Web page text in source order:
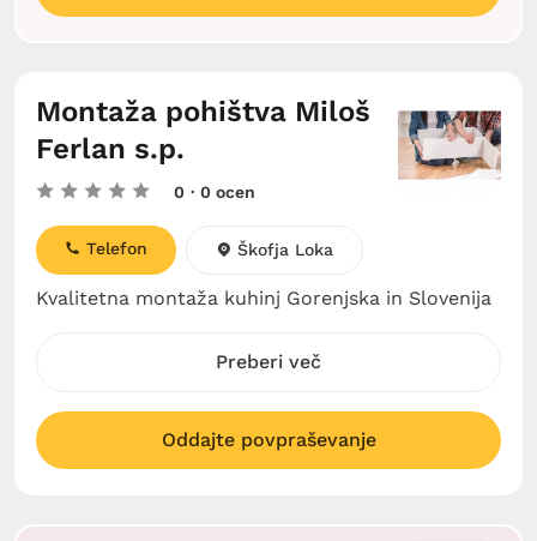
Montaža pohištva Miloš
Ferlan s.p.
0 · 0 ocen
Kvalitetna montaža kuhinj Gorenjska in Slovenija
Telefon Škofja Loka
Preberi več
Oddajte povpraševanje